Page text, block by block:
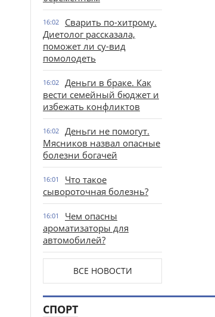
16:02
Сварить по-хитрому.
Диетолог рассказала,
поможет ли су-вид
помолодеть
16:02
Деньги в браке. Как
вести семейный бюджет и
избежать конфликтов
16:02
Деньги не помогут.
Мясников назвал опасные
болезни богачей
16:01
Что такое
сывороточная болезнь?
16:01
Чем опасны
ароматизаторы для
автомобилей?
ВСЕ НОВОСТИ
СПОРТ